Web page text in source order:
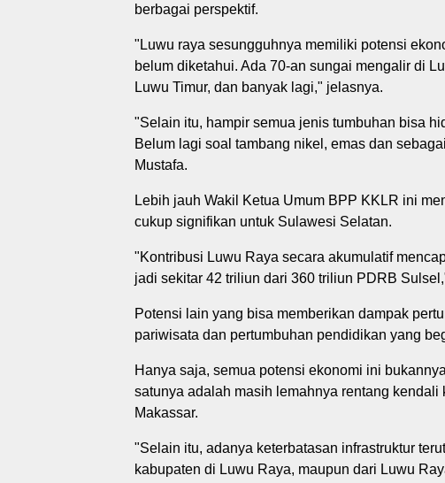
berbagai perspektif.
"Luwu raya sesungguhnya memiliki potensi
belum diketahui. Ada 70-an sungai mengalir di
Luwu Timur, dan banyak lagi," jelasnya.
"Selain itu, hampir semua jenis tumbuhan bisa
Belum lagi soal tambang nikel, emas dan
Mustafa.
Lebih jauh Wakil Ketua Umum BPP KKLR ini
cukup signifikan untuk Sulawesi Selatan.
"Kontribusi Luwu Raya secara akumulatif
jadi sekitar 42 triliun dari 360 triliun PDRB
Potensi lain yang bisa memberikan dampak
pariwisata dan pertumbuhan pendidikan yang
Hanya saja, semua potensi ekonomi ini
satunya adalah masih lemahnya rentang
Makassar.
"Selain itu, adanya keterbatasan infrastruktur
kabupaten di Luwu Raya, maupun dari Luwu